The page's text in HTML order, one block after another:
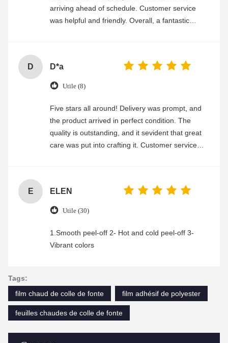
arriving ahead of schedule. Customer service
was helpful and friendly. Overall, a fantastic
D D*a
Utile (8)
Five stars all around! Delivery was prompt, and
the product arrived in perfect condition. The
quality is outstanding, and it sevident that great
care was put into crafting it. Customer service
E ELEN
Utile (30)
1.Smooth peel-off 2- Hot and cold peel-off 3-
Vibrant colors
Tags:
film chaud de colle de fonte
film adhésif de polyester
feuilles chaudes de colle de fonte